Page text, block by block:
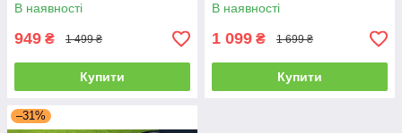
В наявності
949 ₴ 1 499 ₴
Купити
В наявності
1 099 ₴ 1 699 ₴
Купити
–31%